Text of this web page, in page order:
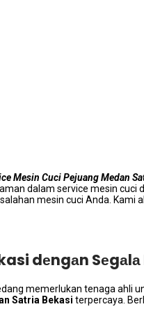
Mesin Cuci Pejuang Medan
dаlаm service mesin cuci
mesin cuci Anda.
dеngаn
memerlukan tenaga ahli
Satria Bekasi terpercaya.